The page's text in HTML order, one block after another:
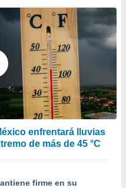
enfrentará lluvias
de más de 45 °C
firme en su